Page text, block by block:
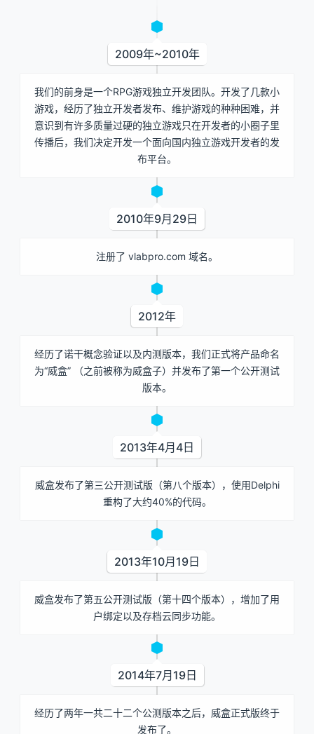
2009年~2010年
我们的前身是一个RPG游戏独立开发团队。开发了几款小
游戏，经历了独立开发者发布、维护游戏的种种困难，并
意识到有许多质量过硬的独立游戏只在开发者的小圈子里
传播后，我们决定开发一个面向国内独立游戏开发者的发
布平台。
2010年9月29日
注册了 vlabpro.com 域名。
2012年
经历了诺干概念验证以及内测版本，我们正式将产品命名
为“威盒” （之前被称为威盒子）并发布了第一个公开测试
版本。
2013年4月4日
威盒发布了第三公开测试版（第八个版本），使用Delphi
重构了大约40%的代码。
2013年10月19日
威盒发布了第五公开测试版（第十四个版本），增加了用
户绑定以及存档云同步功能。
2014年7月19日
经历了两年一共二十二个公测版本之后，威盒正式版终于
发布了。